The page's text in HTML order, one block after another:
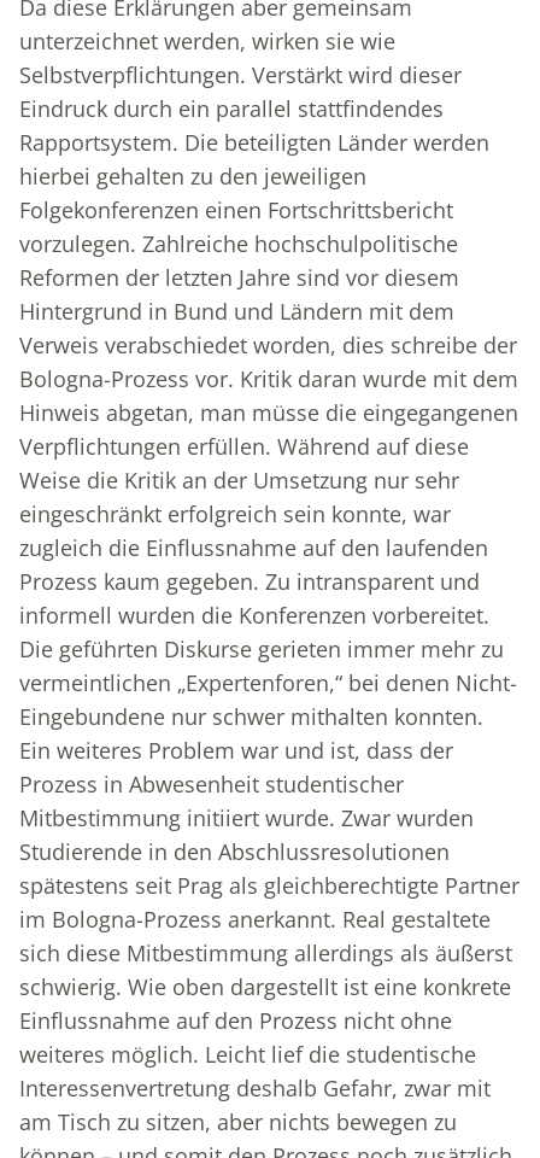
Da diese Erklärungen aber gemeinsam
unterzeichnet werden, wirken sie wie
Selbstverpflichtungen. Verstärkt wird dieser
Eindruck durch ein parallel stattfindendes
Rapportsystem. Die beteiligten Länder werden
hierbei gehalten zu den jeweiligen
Folgekonferenzen einen Fortschrittsbericht
vorzulegen. Zahlreiche hochschulpolitische
Reformen der letzten Jahre sind vor diesem
Hintergrund in Bund und Ländern mit dem
Verweis verabschiedet worden, dies schreibe der
Bologna-Prozess vor. Kritik daran wurde mit dem
Hinweis abgetan, man müsse die eingegangenen
Verpflichtungen erfüllen. Während auf diese
Weise die Kritik an der Umsetzung nur sehr
eingeschränkt erfolgreich sein konnte, war
zugleich die Einflussnahme auf den laufenden
Prozess kaum gegeben. Zu intransparent und
informell wurden die Konferenzen vorbereitet.
Die geführten Diskurse gerieten immer mehr zu
vermeintlichen „Expertenforen,“ bei denen Nicht-
Eingebundene nur schwer mithalten konnten.
Ein weiteres Problem war und ist, dass der
Prozess in Abwesenheit studentischer
Mitbestimmung initiiert wurde. Zwar wurden
Studierende in den Abschlussresolutionen
spätestens seit Prag als gleichberechtigte Partner
im Bologna-Prozess anerkannt. Real gestaltete
sich diese Mitbestimmung allerdings als äußerst
schwierig. Wie oben dargestellt ist eine konkrete
Einflussnahme auf den Prozess nicht ohne
weiteres möglich. Leicht lief die studentische
Interessenvertretung deshalb Gefahr, zwar mit
am Tisch zu sitzen, aber nichts bewegen zu